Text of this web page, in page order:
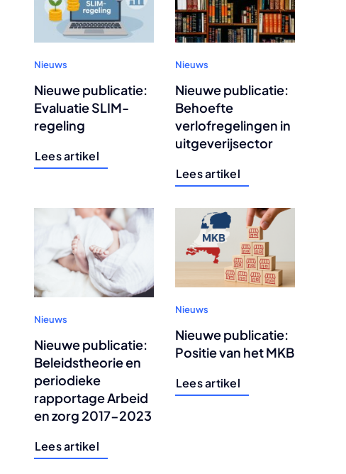
Nieuws
Nieuwe publicatie:
Evaluatie SLIM-
regeling
Lees artikel
Nieuws
Nieuwe publicatie:
Behoefte
verlofregelingen in
uitgeverijsector
Lees artikel
Nieuws
Nieuwe publicatie:
Beleidstheorie en
periodieke
rapportage Arbeid
en zorg 2017-2023
Lees artikel
Nieuws
Nieuwe publicatie:
Positie van het MKB
Lees artikel